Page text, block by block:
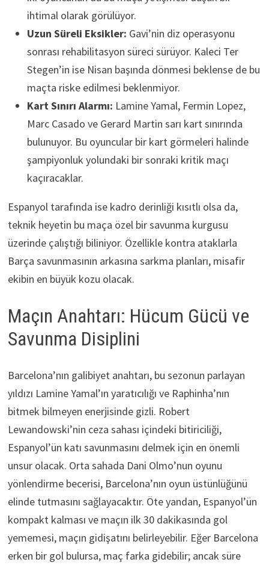
ihtimal olarak görülüyor.
Uzun Süreli Eksikler: Gavi’nin diz operasyonu
sonrası rehabilitasyon süreci sürüyor. Kaleci Ter
Stegen’in ise Nisan başında dönmesi beklense de bu
maçta riske edilmesi beklenmiyor.
Kart Sınırı Alarmı: Lamine Yamal, Fermin Lopez,
Marc Casado ve Gerard Martin sarı kart sınırında
bulunuyor. Bu oyuncular bir kart görmeleri halinde
şampiyonluk yolundaki bir sonraki kritik maçı
kaçıracaklar.
Espanyol tarafında ise kadro derinliği kısıtlı olsa da,
teknik heyetin bu maça özel bir savunma kurgusu
üzerinde çalıştığı biliniyor. Özellikle kontra ataklarla
Barça savunmasının arkasına sarkma planları, misafir
ekibin en büyük kozu olacak.
Maçın Anahtarı: Hücum Gücü ve
Savunma Disiplini
Barcelona’nın galibiyet anahtarı, bu sezonun parlayan
yıldızı Lamine Yamal’ın yaratıcılığı ve Raphinha’nın
bitmek bilmeyen enerjisinde gizli. Robert
Lewandowski’nin ceza sahası içindeki bitiriciliği,
Espanyol’ün katı savunmasını delmek için en önemli
unsur olacak. Orta sahada Dani Olmo’nun oyunu
yönlendirme becerisi, Barcelona’nın oyun üstünlüğünü
elinde tutmasını sağlayacaktır. Öte yandan, Espanyol’ün
kompakt kalması ve maçın ilk 30 dakikasında gol
yememesi, maçın gidişatını belirleyebilir. Eğer Barcelona
erken bir gol bulursa, maç farka gidebilir; ancak süre